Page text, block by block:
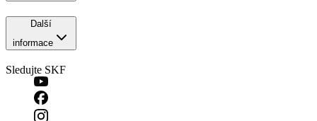
Další
informace
Sledujte SKF